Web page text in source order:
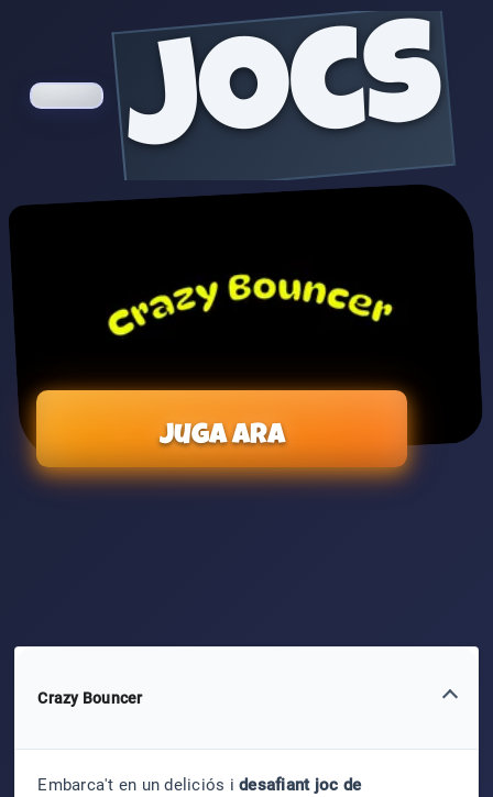
jocs
Juga ara
Crazy Bouncer
Embarca't en un deliciós idesafiant joc de